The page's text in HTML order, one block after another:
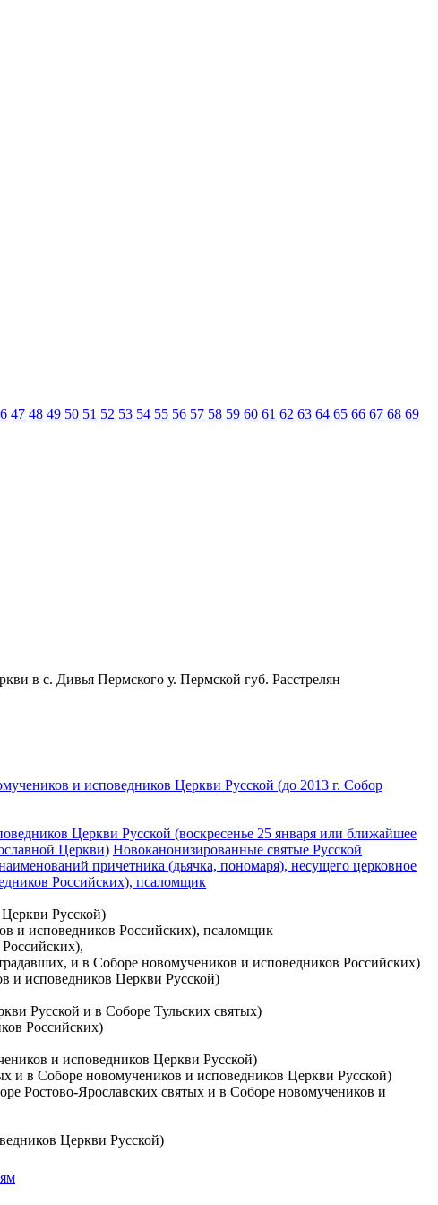
47 48 49 50 51 52 53 54 55 56 57 58 59 60 61 62 63 64 65 66 67 68 69
в с. Дивья Пермского у. Пермской губ. Расстрелян
и исповедников Церкви Русской (до 2013 г. Собор
Церкви Русской (воскресенье 25 января или ближайшее
Церкви) Новоканонизированные святые Русской
причетника (дьячка, пономаря), несущего церковное
Российских), псаломщик
Русской)
и исповедников Российских), псаломщик
и в Соборе новомучеников и исповедников Российских)
и исповедников Церкви Русской)
Русской и в Соборе Тульских святых)
Российских)
и исповедников Церкви Русской)
и в Соборе новомучеников и исповедников Церкви Русской)
Ростово-Ярославских святых и в Соборе новомучеников и
Церкви Русской)